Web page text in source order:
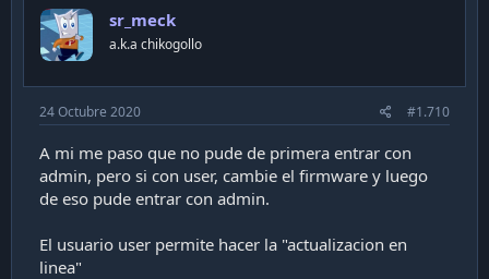
sr_meck
a.k.a chikogollo
24 Octubre 2020 #1.710
A mi me paso que no pude de primera entrar con
admin, pero si con user, cambie el firmware y luego
de eso pude entrar con admin.
El usuario user permite hacer la "actualizacion en
linea"